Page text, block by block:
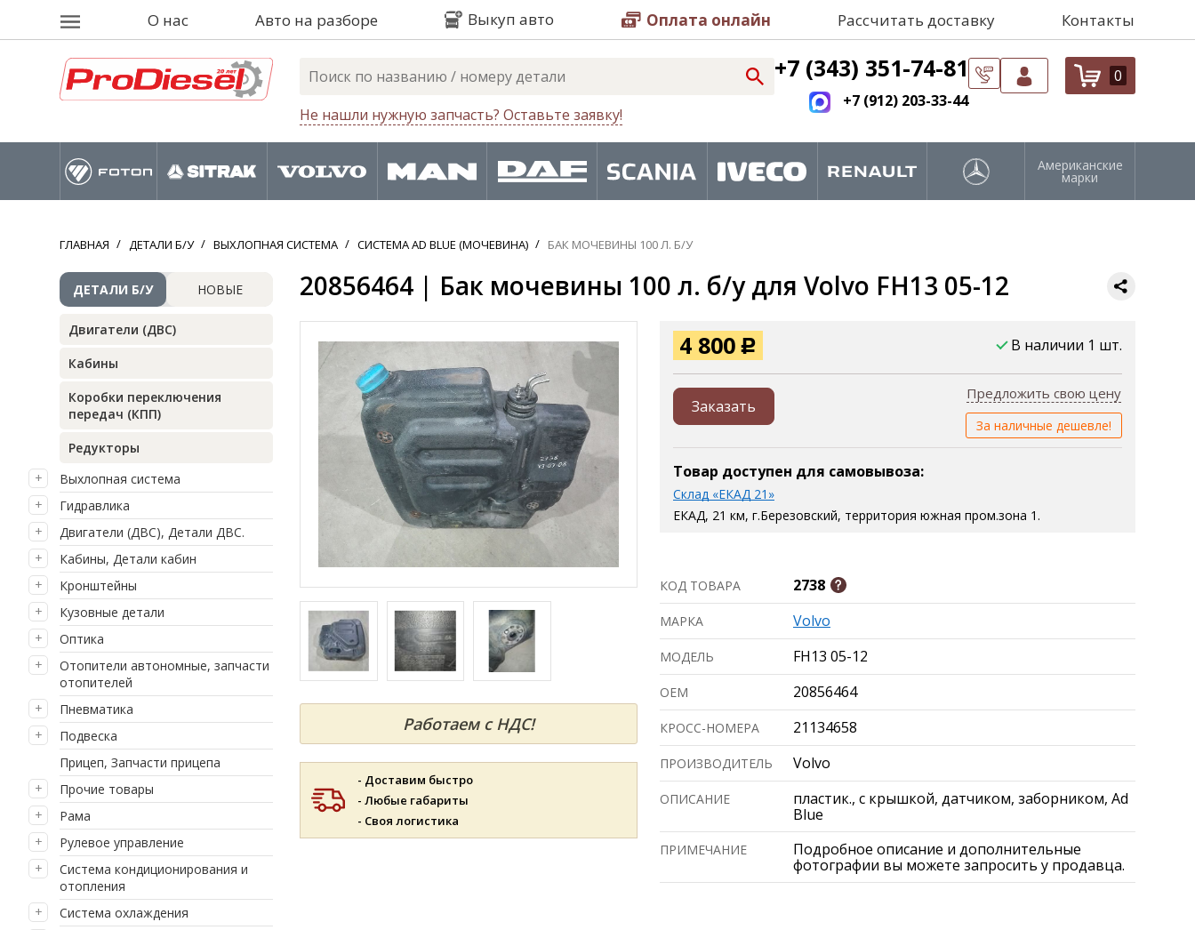
О нас Авто на разборе Выкуп авто Оплата онлайн Рассчитать доставку Контакты
Не нашли нужную запчасть? Оставьте заявку!
+7 (343) 351-74-81
+7 (912) 203-33-44
0
Американские
марки
ГЛАВНАЯ ДЕТАЛИ Б/У ВЫХЛОПНАЯ СИСТЕМА СИСТЕМА AD BLUE (МОЧЕВИНА) БАК МОЧЕВИНЫ 100 Л. Б/У
ДЕТАЛИ Б/У НОВЫЕ
Двигатели (ДВС)
Кабины
Коробки переключения
передач (КПП)
Редукторы
Выхлопная система
Гидравлика
Двигатели (ДВС), Детали ДВС.
Кабины, Детали кабин
Кронштейны
Кузовные детали
Оптика
Отопители автономные, запчасти
отопителей
Пневматика
Подвеска
Прицеп, Запчасти прицепа
Прочие товары
Рама
Рулевое управление
Система кондиционирования и
отопления
Система охлаждения
20856464 | Бак мочевины 100 л. б/у для Volvo FH13 05-12
Работаем с НДС!
- Доставим быстро
- Любые габариты
- Своя логистика
4 800 Р В наличии 1 шт.
Заказать
Предложить свою цену
За наличные дешевле!
Товар доступен для самовывоза:
Склад «ЕКАД 21»
ЕКАД, 21 км, г.Березовский, территория южная пром.зона 1.
КОД ТОВАРА 2738
МАРКА Volvo
МОДЕЛЬ FH13 05-12
ОЕМ 20856464
КРОСС-НОМЕРА 21134658
ПРОИЗВОДИТЕЛЬ Volvo
ОПИСАНИЕ
пластик., с крышкой, датчиком, заборником, Ad
Blue
ПРИМЕЧАНИЕ
Подробное описание и дополнительные
фотографии вы можете запросить у продавца.